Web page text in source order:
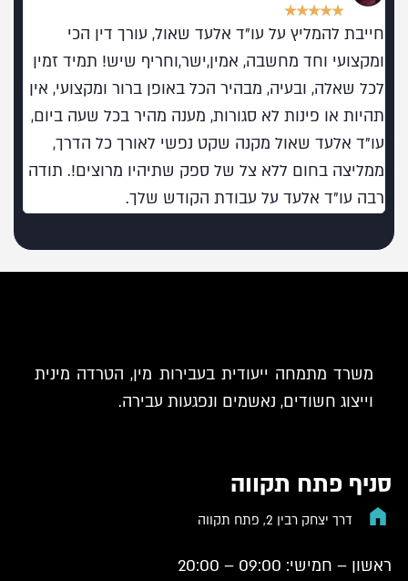
★
★
★
★
★
חייבת להמליץ על עו"ד אלעד שאול, עורך דין הכי
ומקצועי וחד מחשבה, אמין,ישר,וחריף שיש! תמיד זמין
לכל שאלה, ובעיה, מבהיר הכל באופן ברור ומקצועי, אין
תהיות או פינות לא סגורות, מענה מהיר בכל שעה ביום,
עו"ד אלעד שאול מקנה שקט נפשי לאורך כל הדרך,
ממליצה בחום ללא צל של ספק שתיהיו מרוצים!. תודה
רבה עו"ד אלעד על עבודת הקודש שלך.
משרד מתמחה ייעודית בעבירות מין, הטרדה מינית
וייצוג חשודים, נאשמים ונפגעות עבירה.
סניף פתח תקווה
דרך יצחק רבין 2, פתח תקווה
ראשון – חמישי: 09:00 – 20:00